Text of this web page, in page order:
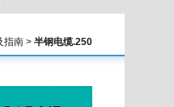
指南 > 半钢电缆.250